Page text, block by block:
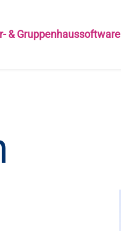
& Gruppenhaussoftware